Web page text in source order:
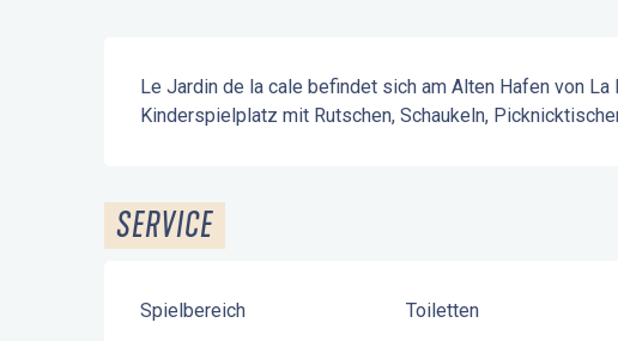
Beschreibung
Le Jardin de la cale befindet sich am Alten Hafen von
Kinderspielplatz mit Rutschen, Schaukeln,
SERVICE
Spielbereich Toiletten